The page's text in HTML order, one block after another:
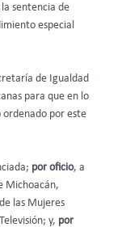
sentencia de
especial
de Igualdad
para que en lo
ordenado por este
por oficio, a
Michoacán,
las Mujeres
y, por